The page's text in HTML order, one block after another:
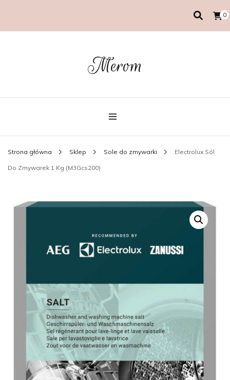
0
Merom
Strona główna Sklep Sole do zmywarki Electrolux Sól
Do Zmywarek 1 Kg (M3Gcs200)